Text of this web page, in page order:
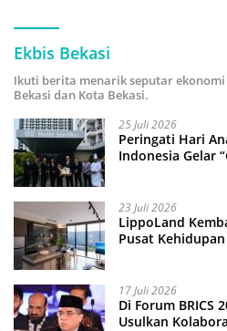
Ekbis Bekasi
Ikuti berita menarik seputar
Bekasi dan Kota Bekasi.
25 Juli 2026
Peringati Hari
Indonesia Gelar
23 Juli 2026
LippoLand
Pusat
17 Juli 2026
Di Forum BRICS
Usulkan